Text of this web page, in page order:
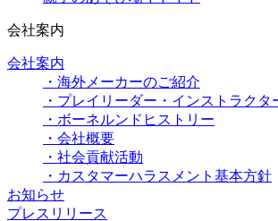
会社案内
会社案内
・海外メーカーのご紹介
・プレイリーダー・インストラクタ
・ボーネルンドヒストリー
・会社概要
・社会貢献活動
・カスタマーハラスメント基本方針
お知らせ
プレスリリース